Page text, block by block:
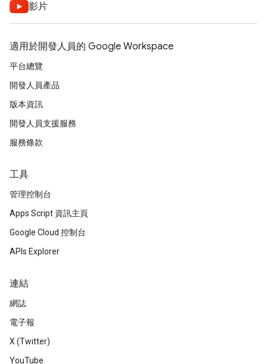
影片
適用於開發人員的 Google Workspace
平台總覽
開發人員產品
版本資訊
開發人員支援服務
服務條款
工具
管理控制台
Apps Script 資訊主頁
Google Cloud 控制台
APIs Explorer
連結
網誌
電子報
X (Twitter)
YouTube